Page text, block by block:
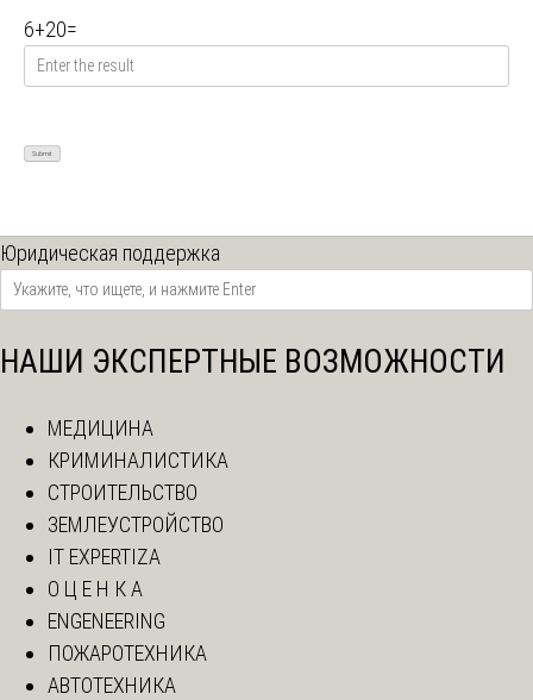
6+20=
Юридическая поддержка
НАШИ ЭКСПЕРТНЫЕ ВОЗМОЖНОСТИ
МЕДИЦИНА
КРИМИНАЛИСТИКА
СТРОИТЕЛЬСТВО
ЗЕМЛЕУСТРОЙСТВО
IT EXPERTIZA
О Ц Е Н К А
ENGENEERING
ПОЖАРОТЕХНИКА
АВТОТЕХНИКА